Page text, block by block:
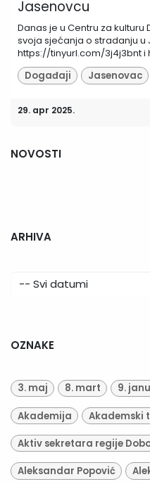
Jasenovcu
Danas je u Centru za
svoja sjećanja o stradanju u
https://tinyurl.com/3j4j3bnt i
Događaji
Jasenovac
29. apr 2025.
NOVOSTI
ARHIVA
OZNAKE
3. maj 8. mart 9.
Akademija Akademski
Aktiv sekretara regije
Aleksandar Popović